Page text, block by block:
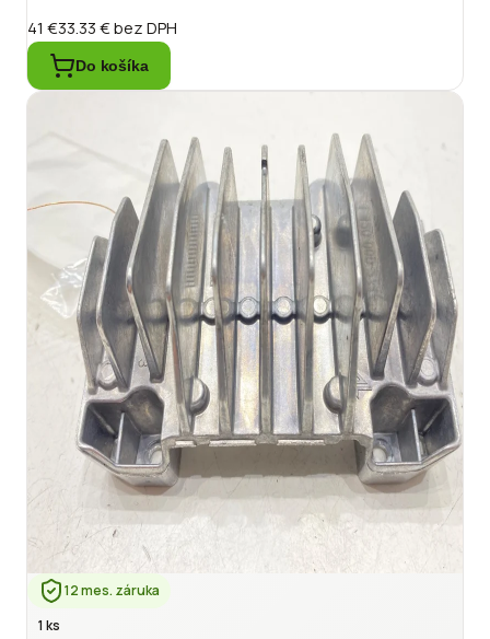
41 €33.33 €bez DPH
Do košíka
12 mes. záruka
1 ks